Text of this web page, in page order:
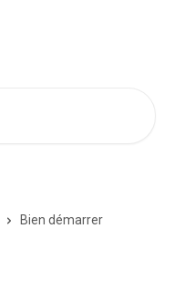
Bien démarrer